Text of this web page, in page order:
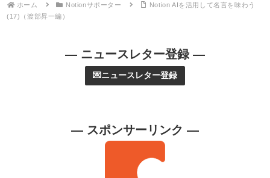
ホーム Notionサポーター
Notion AIを活用して名言を味わう
(17)（渡部昇一編）
— ニュースレター登録 —
💌ニュースレター登録
— スポンサーリンク —